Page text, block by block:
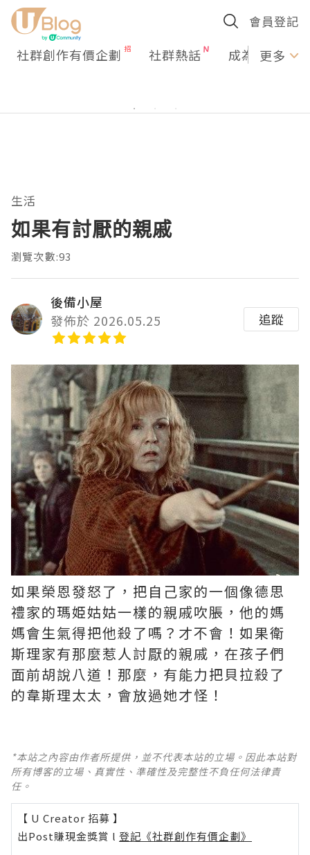
會員登記
社群創作有價企劃 社群熱話 成為U更多
生活
如果有討厭的親戚
瀏覽次數:93
後備小屋
發佈於 2026.05.25
追蹤
如果榮恩發怒了，把自己家的一個像德思
禮家的瑪姫姑姑一樣的親戚吹脹，他的媽
媽會生氣得把他殺了嗎？才不會！如果衛
斯理家有那麼惹人討厭的親戚，在孩子們
面前胡說八道！那麼，有能力把貝拉殺了
的韋斯理太太，會放過她才怪！ ​​​
*本站之內容由作者所提供，並不代表本站的立場。因此本站對
所有博客的立場、真實性、準確性及完整性不負任何法律責
任。
【 U Creator 招募 】
出Post賺現金獎賞 l 登記《社群創作有價企劃》